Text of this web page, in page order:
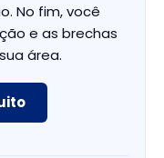
No fim, você
e as brechas
área.